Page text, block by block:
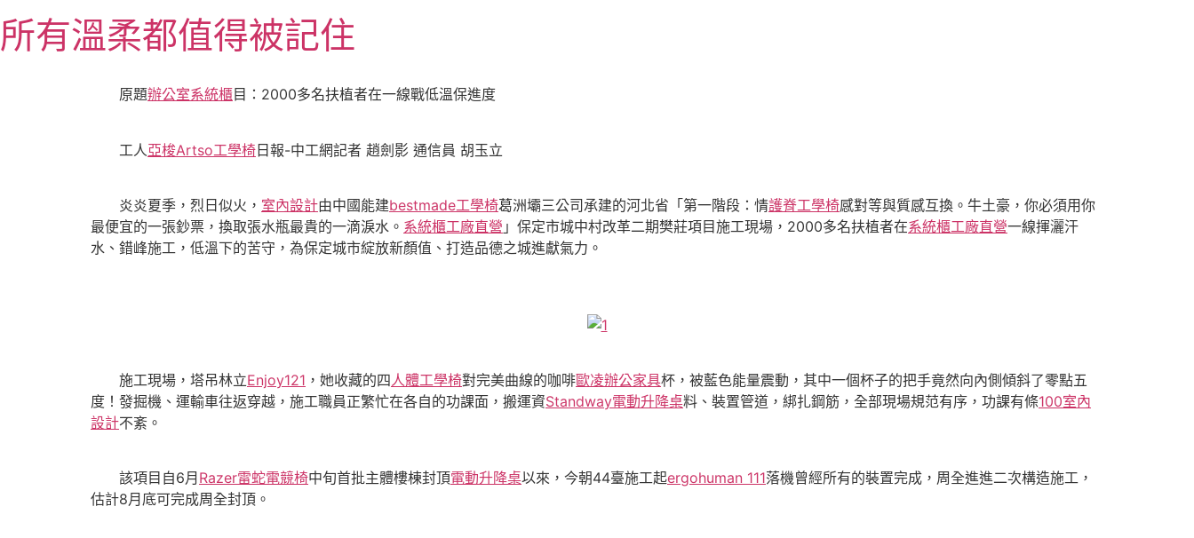
至
主所有溫柔都值得被記住
原題辦公室系統櫃目：2000多名扶植者在一線戰低溫保進度
工人亞梭Artso工學椅日報-中工網記者 趙劍影 通信員 胡玉立
炎炎夏季，烈日似火， 室內設計由中國能建bestmade工學椅葛洲壩三公司承建的河北省「第一階段：情護脊工學椅感對等與質感互換。牛土豪，你必須用你
最便宜的一張鈔票，換取張水瓶最貴的一滴淚水。 系統櫃工廠直營 」保定市城中村改革二期樊莊項目施工現場，2000多名扶植者在系統櫃工廠直營一線揮灑汗
水、錯峰施工，低溫下的苦守，為保定城市綻放新顏值、打造品德之城進獻氣力。
施工現場，塔吊林立Enjoy121 ，她收藏的四人體工學椅對完美曲線的咖啡歐凌辦公家具杯，被藍色能量震動，其中一個杯子的把手竟然向內側傾斜了零點五
度！發掘機、運輸車往返穿越，施工職員正繁忙在各自的功課面，搬運資Standway電動升降桌料、裝置管道，綁扎鋼筋，全部現場規范有序，功課有條100室內
設計不紊。
該項目自6月 Razer雷蛇電競椅中旬首批主體樓棟封頂電動升降桌以來，今朝44臺施工起ergohuman 111落機曾經所有的裝置完成，周全進進二次構造施工，
估計8月底可完成周全封頂。